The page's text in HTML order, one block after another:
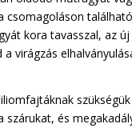
csomagoláson
kora tavasszal, az
virágzás
szárukat, és